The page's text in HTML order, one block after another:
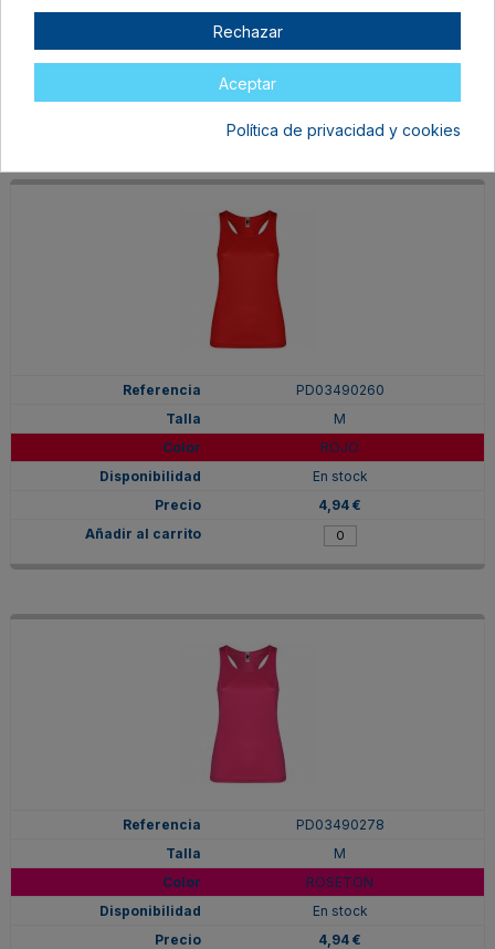
LIMA
PD03490260
M
ROJO
En stock
4,94 €
PD03490278
M
ROSETON
En stock
4,94 €
Rechazar
Aceptar
Política de privacidad y cookies